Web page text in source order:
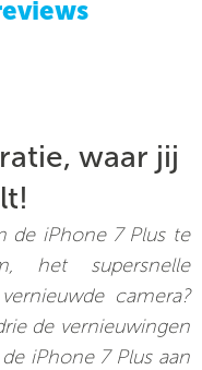
waar jij
de iPhone 7 Plus te
het supersnelle
camera?
de vernieuwingen
iPhone 7 Plus aan